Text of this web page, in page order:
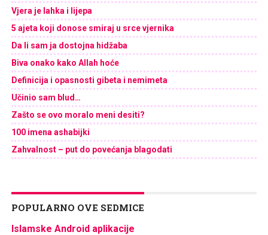
Vjera je lahka i lijepa
5 ajeta koji donose smiraj u srce vjernika
Da li sam ja dostojna hidžaba
Biva onako kako Allah hoće
Definicija i opasnosti gibeta i nemimeta
Učinio sam blud…
Zašto se ovo moralo meni desiti?
100 imena ashabijki
Zahvalnost – put do povećanja blagodati
POPULARNO OVE SEDMICE
Islamske Android aplikacije